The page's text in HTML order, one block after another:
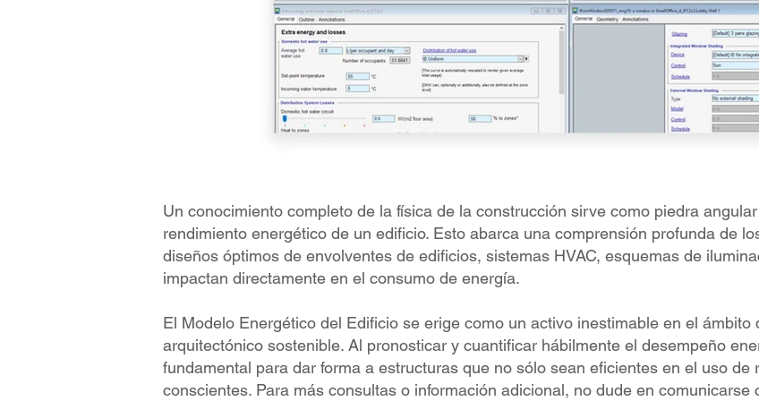
Un conocimiento completo de la física de la construcción sirve como piedra
rendimiento energético de un edificio. Esto abarca una comprensión profunda de
diseños óptimos de envolventes de edificios, sistemas HVAC, esquemas de
impactan directamente en el consumo de energía.
El Modelo Energético del Edificio se erige como un activo inestimable en el
arquitectónico sostenible. Al pronosticar y cuantificar hábilmente el desempeño
fundamental para dar forma a estructuras que no sólo sean eficientes en el uso
conscientes. Para más consultas o información adicional, no dude en comunicarse